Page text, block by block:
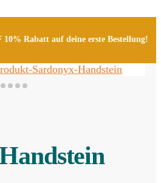
10% Rabatt auf deine erste Bestellung!